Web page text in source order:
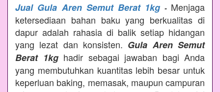
Jual Gula Aren Semut Berat 1kg - Menjaga
ketersediaan bahan baku yang berkualitas di
dapur adalah rahasia di balik setiap hidangan
yang lezat dan konsisten. Gula Aren Semut
Berat 1kghadir sebagai jawaban bagi Anda
yang membutuhkan kuantitas lebih besar untuk
keperluan baking, memasak, maupun campuran